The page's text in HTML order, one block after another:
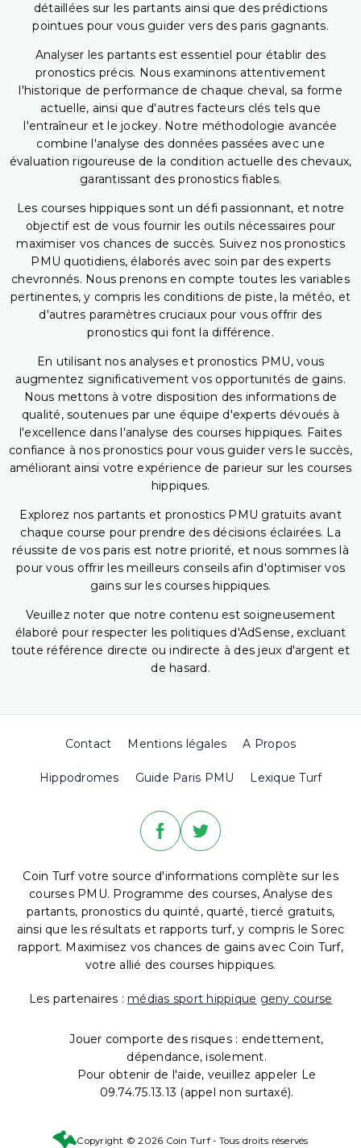
détaillées sur les partants ainsi que des prédictions
pointues pour vous guider vers des paris gagnants.
Analyser les partants est essentiel pour établir des
pronostics précis. Nous examinons attentivement
l'historique de performance de chaque cheval, sa forme
actuelle, ainsi que d'autres facteurs clés tels que
l'entraîneur et le jockey. Notre méthodologie avancée
combine l'analyse des données passées avec une
évaluation rigoureuse de la condition actuelle des chevaux,
garantissant des pronostics fiables.
Les courses hippiques sont un défi passionnant, et notre
objectif est de vous fournir les outils nécessaires pour
maximiser vos chances de succès. Suivez nos pronostics
PMU quotidiens, élaborés avec soin par des experts
chevronnés. Nous prenons en compte toutes les variables
pertinentes, y compris les conditions de piste, la météo, et
d'autres paramètres cruciaux pour vous offrir des
pronostics qui font la différence.
En utilisant nos analyses et pronostics PMU, vous
augmentez significativement vos opportunités de gains.
Nous mettons à votre disposition des informations de
qualité, soutenues par une équipe d'experts dévoués à
l'excellence dans l'analyse des courses hippiques. Faites
confiance à nos pronostics pour vous guider vers le succès,
améliorant ainsi votre expérience de parieur sur les courses
hippiques.
Explorez nos partants et pronostics PMU gratuits avant
chaque course pour prendre des décisions éclairées. La
réussite de vos paris est notre priorité, et nous sommes là
pour vous offrir les meilleurs conseils afin d'optimiser vos
gains sur les courses hippiques.
Veuillez noter que notre contenu est soigneusement
élaboré pour respecter les politiques d'AdSense, excluant
toute référence directe ou indirecte à des jeux d'argent et
de hasard.
Contact Mentions légales A Propos
Hippodromes Guide Paris PMU Lexique Turf
Coin Turf votre source d'informations complète sur les
courses PMU. Programme des courses, Analyse des
partants, pronostics du quinté, quarté, tiercé gratuits,
ainsi que les résultats et rapports turf, y compris le Sorec
rapport. Maximisez vos chances de gains avec Coin Turf,
votre allié des courses hippiques.
Les partenaires : médias sport hippique geny course
Jouer comporte des risques : endettement,
dépendance, isolement.
Pour obtenir de l'aide, veuillez appeler Le
09.74.75.13.13 (appel non surtaxé).
Copyright © 2026 Coin Turf - Tous droits réservés